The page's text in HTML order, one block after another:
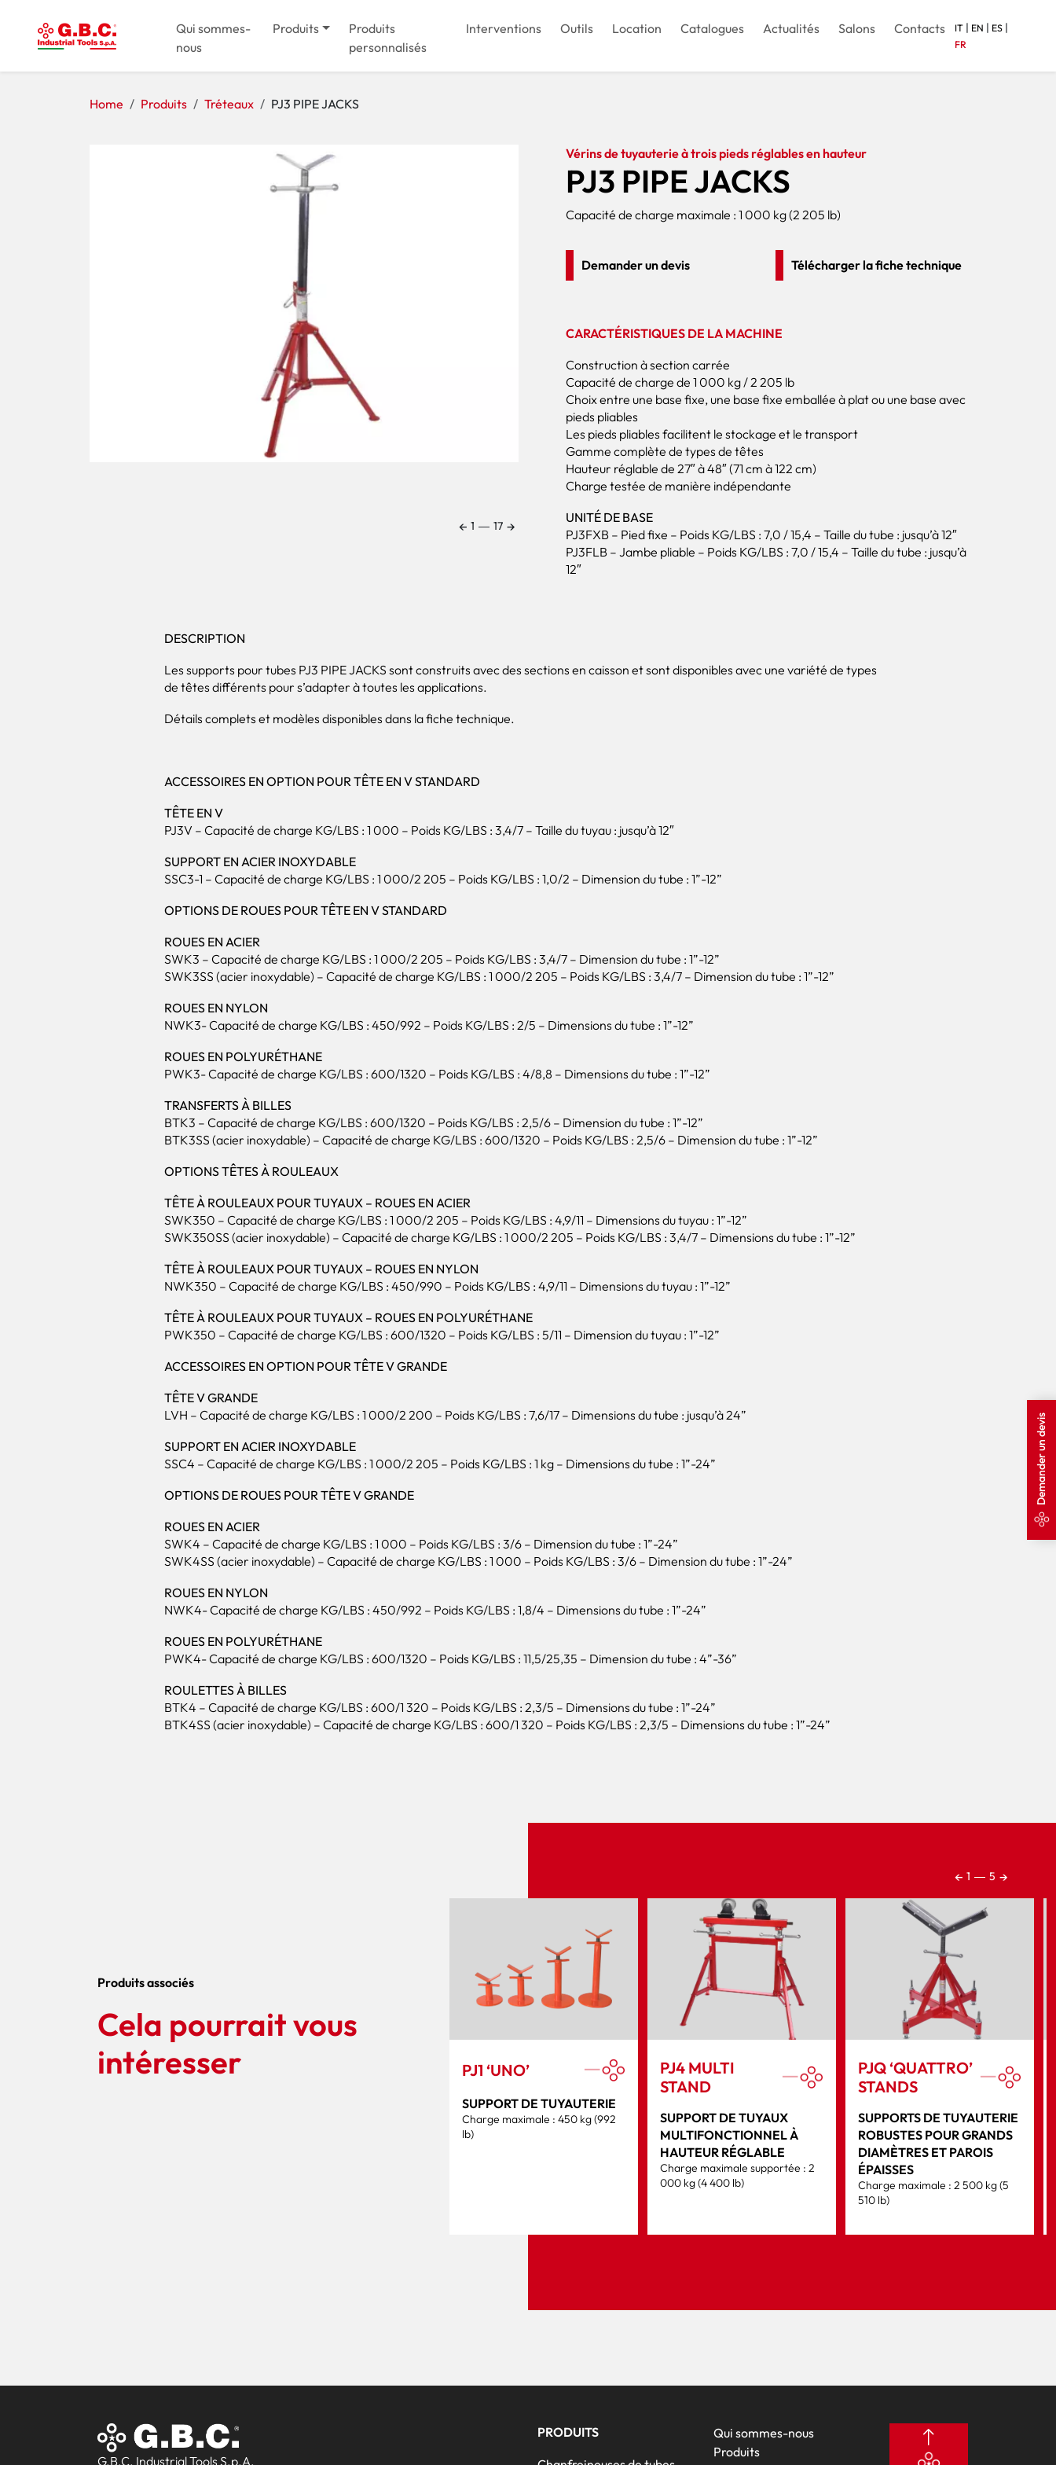
Qui sommes-
nous
Produits
Produits
personnalisés
Interventions Outils Location Catalogues Actualités Salons Contacts IT | EN | ES |
FR
Demander un devis
Home Produits Tréteaux PJ3 PIPE JACKS
← 1 ― 17 →
Vérins de tuyauterie à trois pieds réglables en hauteur
PJ3 PIPE JACKS
Capacité de charge maximale : 1 000 kg (2 205 lb)
Demander un devis Télécharger la fiche technique
CARACTÉRISTIQUES DE LA MACHINE
Construction à section carrée
Capacité de charge de 1 000 kg / 2 205 lb
Choix entre une base fixe, une base fixe emballée à plat ou une base avec
pieds pliables
Les pieds pliables facilitent le stockage et le transport
Gamme complète de types de têtes
Hauteur réglable de 27″ à 48″ (71 cm à 122 cm)
Charge testée de manière indépendante
UNITÉ DE BASE
PJ3FXB – Pied fixe – Poids KG/LBS : 7,0 / 15,4 – Taille du tube : jusqu’à 12″
PJ3FLB – Jambe pliable – Poids KG/LBS : 7,0 / 15,4 – Taille du tube : jusqu’à
12″
DESCRIPTION
Les supports pour tubes PJ3 PIPE JACKS sont construits avec des sections en caisson et sont disponibles avec une variété de types
de têtes différents pour s’adapter à toutes les applications.
Détails complets et modèles disponibles dans la fiche technique.
ACCESSOIRES EN OPTION POUR TÊTE EN V STANDARD
TÊTE EN V
PJ3V – Capacité de charge KG/LBS : 1 000 – Poids KG/LBS : 3,4/7 – Taille du tuyau : jusqu’à 12″
SUPPORT EN ACIER INOXYDABLE
SSC3-1 – Capacité de charge KG/LBS : 1 000/2 205 – Poids KG/LBS : 1,0/2 – Dimension du tube : 1”-12”
OPTIONS DE ROUES POUR TÊTE EN V STANDARD
ROUES EN ACIER
SWK3 – Capacité de charge KG/LBS : 1 000/2 205 – Poids KG/LBS : 3,4/7 – Dimension du tube : 1”-12”
SWK3SS (acier inoxydable) – Capacité de charge KG/LBS : 1 000/2 205 – Poids KG/LBS : 3,4/7 – Dimension du tube : 1”-12”
ROUES EN NYLON
NWK3- Capacité de charge KG/LBS : 450/992 – Poids KG/LBS : 2/5 – Dimensions du tube : 1”-12”
ROUES EN POLYURÉTHANE
PWK3- Capacité de charge KG/LBS : 600/1320 – Poids KG/LBS : 4/8,8 – Dimensions du tube : 1”-12”
TRANSFERTS À BILLES
BTK3 – Capacité de charge KG/LBS : 600/1320 – Poids KG/LBS : 2,5/6 – Dimension du tube : 1”-12”
BTK3SS (acier inoxydable) – Capacité de charge KG/LBS : 600/1320 – Poids KG/LBS : 2,5/6 – Dimension du tube : 1”-12”
OPTIONS TÊTES À ROULEAUX
TÊTE À ROULEAUX POUR TUYAUX – ROUES EN ACIER
SWK350 – Capacité de charge KG/LBS : 1 000/2 205 – Poids KG/LBS : 4,9/11 – Dimensions du tuyau : 1”-12”
SWK350SS (acier inoxydable) – Capacité de charge KG/LBS : 1 000/2 205 – Poids KG/LBS : 3,4/7 – Dimensions du tube : 1”-12”
TÊTE À ROULEAUX POUR TUYAUX – ROUES EN NYLON
NWK350 – Capacité de charge KG/LBS : 450/990 – Poids KG/LBS : 4,9/11 – Dimensions du tuyau : 1”-12”
TÊTE À ROULEAUX POUR TUYAUX – ROUES EN POLYURÉTHANE
PWK350 – Capacité de charge KG/LBS : 600/1320 – Poids KG/LBS : 5/11 – Dimension du tuyau : 1”-12”
ACCESSOIRES EN OPTION POUR TÊTE V GRANDE
TÊTE V GRANDE
LVH – Capacité de charge KG/LBS : 1 000/2 200 – Poids KG/LBS : 7,6/17 – Dimensions du tube : jusqu’à 24”
SUPPORT EN ACIER INOXYDABLE
SSC4 – Capacité de charge KG/LBS : 1 000/2 205 – Poids KG/LBS : 1 kg – Dimensions du tube : 1”-24”
OPTIONS DE ROUES POUR TÊTE V GRANDE
ROUES EN ACIER
SWK4 – Capacité de charge KG/LBS : 1 000 – Poids KG/LBS : 3/6 – Dimension du tube : 1”-24”
SWK4SS (acier inoxydable) – Capacité de charge KG/LBS : 1 000 – Poids KG/LBS : 3/6 – Dimension du tube : 1”-24”
ROUES EN NYLON
NWK4- Capacité de charge KG/LBS : 450/992 – Poids KG/LBS : 1,8/4 – Dimensions du tube : 1”-24”
ROUES EN POLYURÉTHANE
PWK4- Capacité de charge KG/LBS : 600/1320 – Poids KG/LBS : 11,5/25,35 – Dimension du tube : 4”-36”
ROULETTES À BILLES
BTK4 – Capacité de charge KG/LBS : 600/1 320 – Poids KG/LBS : 2,3/5 – Dimensions du tube : 1”-24”
BTK4SS (acier inoxydable) – Capacité de charge KG/LBS : 600/1 320 – Poids KG/LBS : 2,3/5 – Dimensions du tube : 1”-24”
Produits associés
Cela pourrait vous
intéresser
PJ1 ‘UNO’
SUPPORT DE TUYAUTERIE
Charge maximale : 450 kg (992
lb)
PJ4 MULTI
STAND
SUPPORT DE TUYAUX
MULTIFONCTIONNEL À
HAUTEUR RÉGLABLE
Charge maximale supportée : 2
000 kg (4 400 lb)
PJQ ‘QUATTRO’
STANDS
SUPPORTS DE TUYAUTERIE
ROBUSTES POUR GRANDS
DIAMÈTRES ET PAROIS
ÉPAISSES
Charge maximale : 2 500 kg (5
510 lb)
← 1 ― 5 →
G.B.C. Industrial Tools S.p.A.
PRODUITS
Qui sommes-nous
Produits